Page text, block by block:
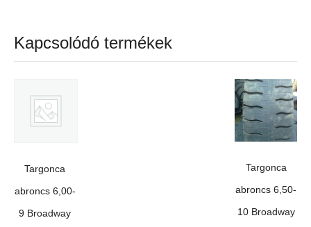
Kapcsolódó termékek
Targonca
abroncs 6,00-
9 Broadway
Targonca
abroncs 6,50-
10 Broadway